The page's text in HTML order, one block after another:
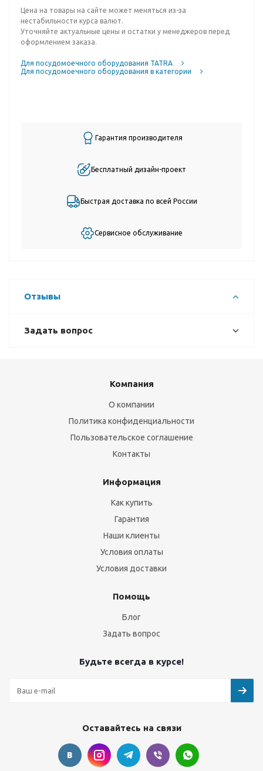
Цена на товары на сайте может меняться из-за
нестабильности курса валют.
Уточняйте актуальные цены и остатки у менеджеров перед
оформлением заказа.
Для посудомоечного оборудования TATRA
Для посудомоечного оборудования в категории
Гарантия производителя
Бесплатный дизайн-проект
Быстрая доставка по всей России
Сервисное обслуживание
Отзывы
Задать вопрос
Компания
О компании
Политика конфиденциальности
Пользовательское соглашение
Контакты
Информация
Как купить
Гарантия
Наши клиенты
Условия оплаты
Условия доставки
Помощь
Блог
Задать вопрос
Будьте всегда в курсе!
Оставайтесь на связи